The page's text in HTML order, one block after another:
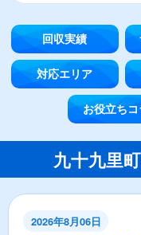
回収実績
対応エリア
お役立ち
九十九里
2026年8月06日